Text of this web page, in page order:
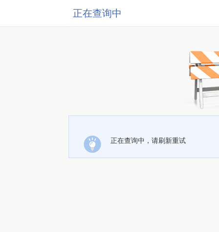
正在查询中
正在查询中，请刷新重试